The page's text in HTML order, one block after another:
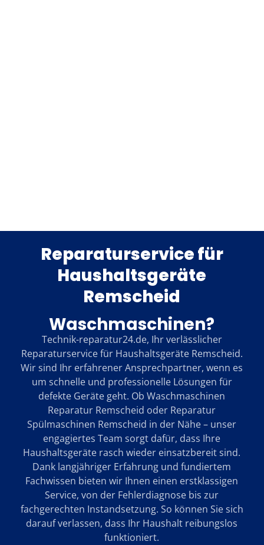
Reparaturservice für
Haushaltsgeräte
Remscheid
Waschmaschinen?
Technik-reparatur24.de, Ihr verlässlicher
Reparaturservice für Haushaltsgeräte Remscheid.
Wir sind Ihr erfahrener Ansprechpartner, wenn es
um schnelle und professionelle Lösungen für
defekte Geräte geht. Ob Waschmaschinen
Reparatur Remscheid oder Reparatur
Spülmaschinen Remscheid in der Nähe – unser
engagiertes Team sorgt dafür, dass Ihre
Haushaltsgeräte rasch wieder einsatzbereit sind.
Dank langjähriger Erfahrung und fundiertem
Fachwissen bieten wir Ihnen einen erstklassigen
Service, von der Fehlerdiagnose bis zur
fachgerechten Instandsetzung. So können Sie sich
darauf verlassen, dass Ihr Haushalt reibungslos
funktioniert.